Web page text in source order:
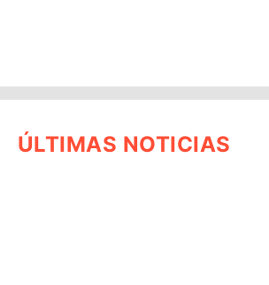
ÚLTIMAS NOTICIAS